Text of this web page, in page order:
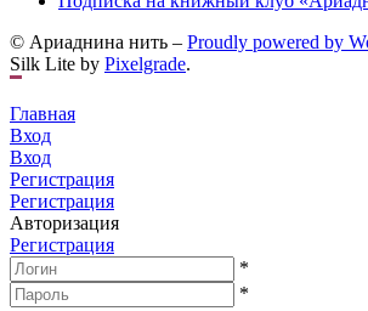
© Ариаднина нить – Proudly powered by
Silk Lite by Pixelgrade.
Главная
Вход
Вход
Регистрация
Регистрация
Авторизация
Регистрация
*
*